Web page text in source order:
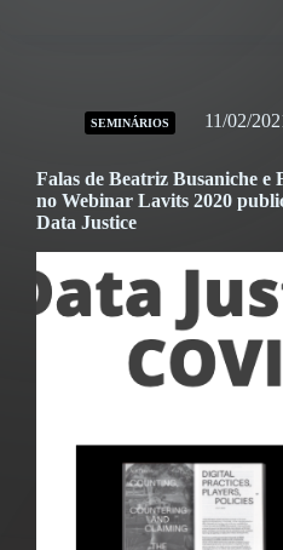
SEMINÁRIOS 11/02/
Falas de Beatriz Busaniche
no Webinar Lavits 2020
Data Justice